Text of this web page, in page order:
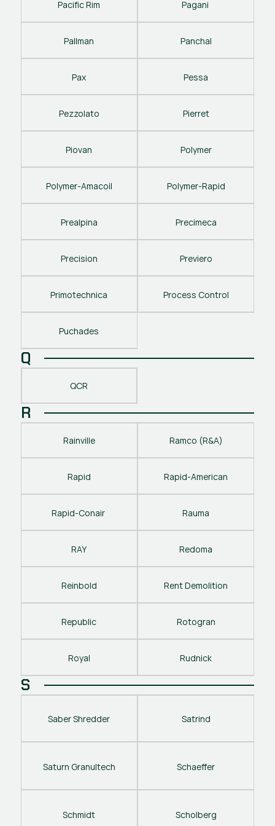
Pacific Rim Pagani
Pallman Panchal
Pax Pessa
Pezzolato Pierret
Piovan Polymer
Polymer-Amacoil Polymer-Rapid
Prealpina Precimeca
Precision Previero
Primotechnica Process Control
Puchades
Q
QCR
R
Rainville Ramco (R&A)
Rapid Rapid-American
Rapid-Conair Rauma
RAY Redoma
Reinbold Rent Demolition
Republic Rotogran
Royal Rudnick
S
Saber Shredder Satrind
Saturn Granultech Schaeffer
Schmidt Scholberg